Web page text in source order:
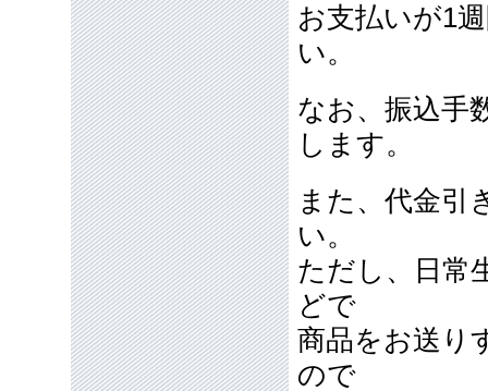
お支払いが1
い。
なお、振込手
します。
また、代金引
い。
ただし、日常
どで
商品をお送り
ので